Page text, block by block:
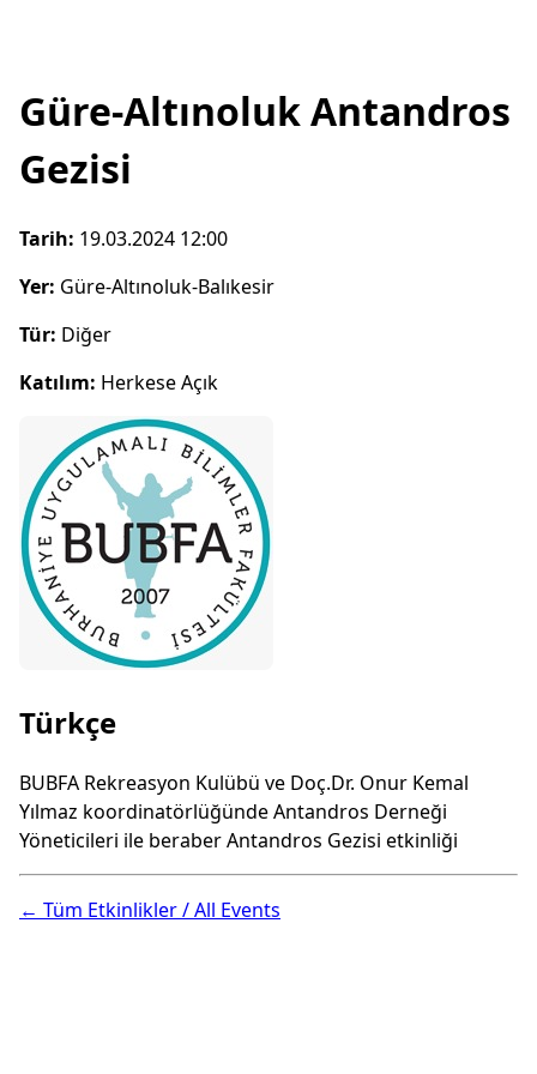
Güre-Altınoluk Antandros
Gezisi
Tarih: 19.03.2024 12:00
Yer: Güre-Altınoluk-Balıkesir
Tür: Diğer
Katılım: Herkese Açık
Türkçe
BUBFA Rekreasyon Kulübü ve Doç.Dr. Onur Kemal
Yılmaz koordinatörlüğünde Antandros Derneği
Yöneticileri ile beraber Antandros Gezisi etkinliği
← Tüm Etkinlikler / All Events